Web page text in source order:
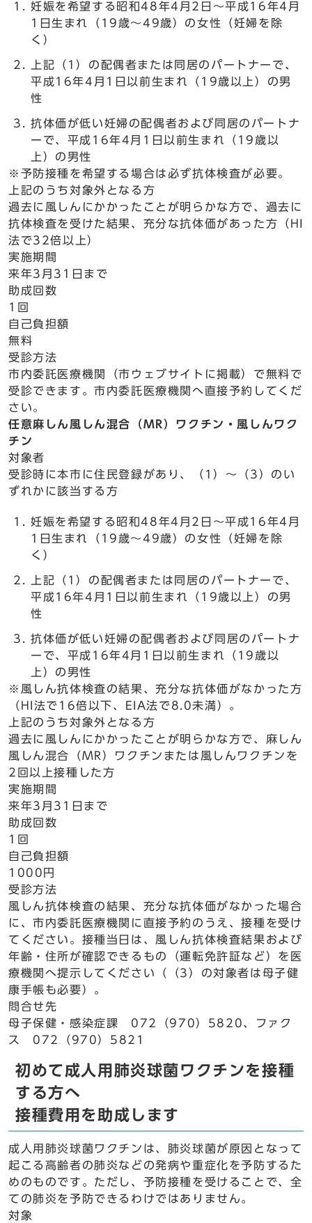
妊娠を希望する昭和48年4月2日～平成16年4月
1日生まれ（19歳～49歳）の女性（妊婦を除
く）
上記（1）の配偶者または同居のパートナーで、
平成16年4月1日以前生まれ（19歳以上）の男
性
抗体価が低い妊婦の配偶者および同居のパートナ
ーで、平成16年4月1日以前生まれ（19歳以
上）の男性
※予防接種を希望する場合は必ず抗体検査が必要。
上記のうち対象外となる方
過去に風しんにかかったことが明らかな方で、過去に
抗体検査を受けた結果、充分な抗体価があった方（HI
法で32倍以上）
実施期間
来年3月31日まで
助成回数
1回
自己負担額
無料
受診方法
市内委託医療機関（市ウェブサイトに掲載）で無料で
受診できます。市内委託医療機関へ直接予約してくだ
さい。
任意麻しん風しん混合（MR）ワクチン・風しんワク
チン
対象者
受診時に本市に住民登録があり、（1）～（3）のい
ずれかに該当する方
妊娠を希望する昭和48年4月2日～平成16年4月
1日生まれ（19歳～49歳）の女性（妊婦を除
く）
上記（1）の配偶者または同居のパートナーで、
平成16年4月1日以前生まれ（19歳以上）の男
性
抗体価が低い妊婦の配偶者および同居のパートナ
ーで、平成16年4月1日以前生まれ（19歳以
上）の男性
※風しん抗体検査の結果、充分な抗体価がなかった方
（HI法で16倍以下、EIA法で8.0未満）。
上記のうち対象外となる方
過去に風しんにかかったことが明らかな方で、麻しん
風しん混合（MR）ワクチンまたは風しんワクチンを
2回以上接種した方
実施期間
来年3月31日まで
助成回数
1回
自己負担額
1000円
受診方法
風しん抗体検査の結果、充分な抗体価がなかった場合
に、市内委託医療機関に直接予約のうえ、接種を受け
てください。接種当日は、風しん抗体検査結果および
年齢・住所が確認できるもの（運転免許証など）を医
療機関へ提示してください（（3）の対象者は母子健
康手帳も必要）。
問合せ先
母子保健・感染症課 072（970）5820、ファク
ス 072（970）5821
初めて成人用肺炎球菌ワクチンを接種
する方へ
接種費用を助成します
成人用肺炎球菌ワクチンは、肺炎球菌が原因となって
起こる高齢者の肺炎などの発病や重症化を予防するた
めのものです。ただし、予防接種を受けることで、全
ての肺炎を予防できるわけではありません。
対象